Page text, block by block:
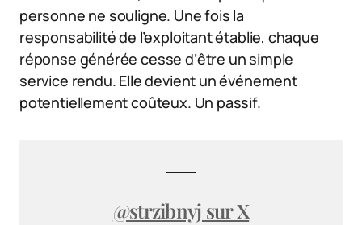
personne ne souligne. Une fois la
responsabilité de l’exploitant établie, chaque
réponse générée cesse d’être un simple
service rendu. Elle devient un événement
potentiellement coûteux. Un passif.
@strzibnyj sur X